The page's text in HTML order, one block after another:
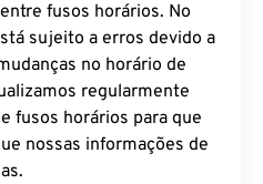
fusos horários. No
sujeito a erros devido a
no horário de
regularmente
fusos horários para que
nossas informações de